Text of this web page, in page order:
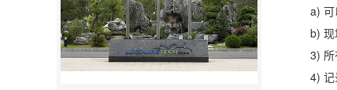
a) 可以
b) 现场
3) 所有
4) 记